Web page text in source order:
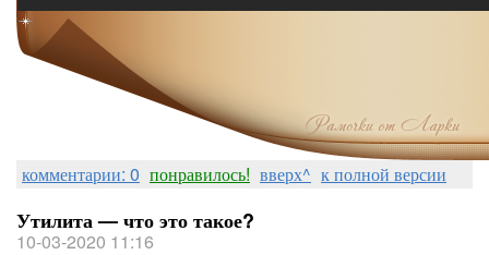
комментарии: 0 понравилось! вверх^ к полной версии
Утилита — что это такое?
10-03-2020 11:16